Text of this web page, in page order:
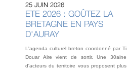
25 JUIN 2026
ETE 2026 : GOÛTEZ LA
BRETAGNE EN PAYS
D'AURAY
L'agenda culturel breton coordonné par Ti
Douar Alre vient de sortir. Une 30aine
d'acteurs du territoire vous proposent plus